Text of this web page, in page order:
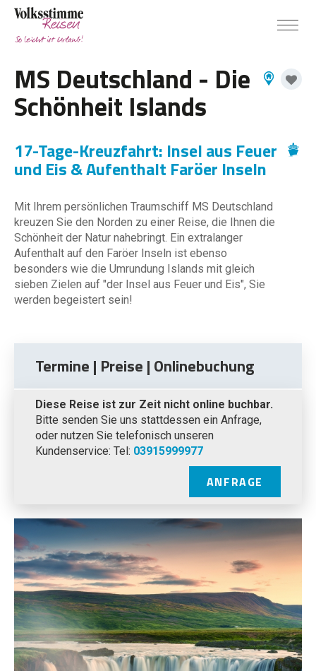
MS Deutschland - Die
Schönheit Islands
17-Tage-Kreuzfahrt: Insel aus Feuer
und Eis & Aufenthalt Faröer Inseln
Mit Ihrem persönlichen Traumschiff MS Deutschland
kreuzen Sie den Norden zu einer Reise, die Ihnen die
Schönheit der Natur nahebringt. Ein extralanger
Aufenthalt auf den Faröer Inseln ist ebenso
besonders wie die Umrundung Islands mit gleich
sieben Zielen auf "der Insel aus Feuer und Eis", Sie
werden begeistert sein!
Termine | Preise | Onlinebuchung
Diese Reise ist zur Zeit nicht online buchbar.
Bitte senden Sie uns stattdessen ein Anfrage,
oder nutzen Sie telefonisch unseren
Kundenservice: Tel: 03915999977
ANFRAGE